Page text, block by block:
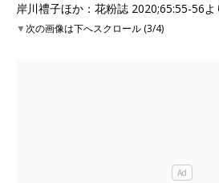
岸川禮子ほか：花粉誌 2020;65:55-56よ
▼次の画像は下へスクロール (3/4)